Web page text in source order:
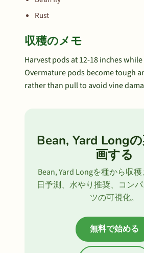
Rust
収穫のメモ
Harvest pods at 12-18 inches
Overmature pods become tough
rather than pull to avoid vine
Bean, Yard Long
画する
Bean, Yard Longを種から収
日予測、水やり推奨、コン
ツの可視化。
無料で始める